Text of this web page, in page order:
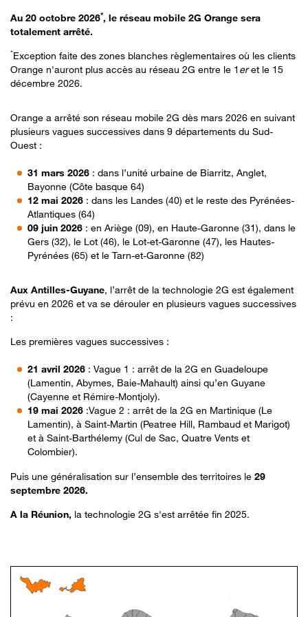
Au 20 octobre 2026*, le réseau mobile 2G Orange sera
totalement arrêté.
*Exception faite des zones blanches règlementaires où les clients
Orange n'auront plus accès au réseau 2G entre le 1 eret le 15
décembre 2026.
Orange a arrêté son réseau mobile 2G dès mars 2026 en suivant
plusieurs vagues successives dans 9 départements du Sud-
Ouest :
31 mars 2026 : dans l’unité urbaine de Biarritz, Anglet,
Bayonne (Côte basque 64)
12 mai 2026 : dans les Landes (40) et le reste des Pyrénées-
Atlantiques (64)
09 juin 2026 : en Ariège (09), en Haute-Garonne (31), dans le
Gers (32), le Lot (46), le Lot-et-Garonne (47), les Hautes-
Pyrénées (65) et le Tarn-et-Garonne (82)
Aux Antilles-Guyane, l’arrêt de la technologie 2G est également
prévu en 2026 et va se dérouler en plusieurs vagues successives
:
Les premières vagues successives :
21 avril 2026 : Vague 1 : arrêt de la 2G en Guadeloupe
(Lamentin, Abymes, Baie-Mahault) ainsi qu’en Guyane
(Cayenne et Rémire-Montjoly).
19 mai 2026 :Vague 2 : arrêt de la 2G en Martinique (Le
Lamentin), à Saint-Martin (Peatree Hill, Rambaud et Marigot)
et à Saint-Barthélemy (Cul de Sac, Quatre Vents et
Colombier).
Puis une généralisation sur l’ensemble des territoires le 29
septembre 2026.
A la Réunion, la technologie 2G s'est arrêtée fin 2025.